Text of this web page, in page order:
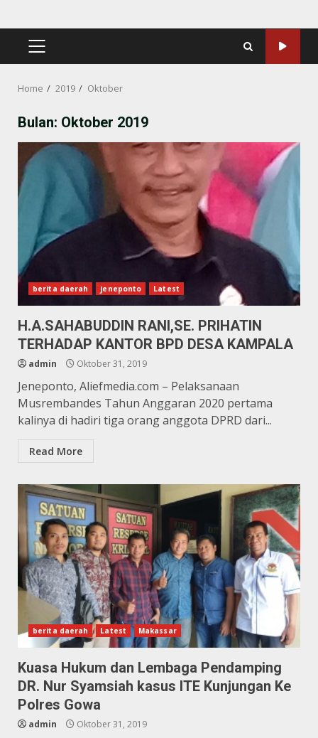
PRIMARY
Home 2019 Oktober
Bulan: Oktober 2019
berita daerah jeneponto Latest
H.A.SAHABUDDIN RANI,SE. PRIHATIN
TERHADAP KANTOR BPD DESA KAMPALA
admin Oktober 31, 2019
Jeneponto, Aliefmedia.com – Pelaksanaan
Musrembandes Tahun Anggaran 2020 pertama
kalinya di hadiri tiga orang anggota DPRD dari...
Read More
berita daerah Latest Makassar
Kuasa Hukum dan Lembaga Pendamping
DR. Nur Syamsiah kasus ITE Kunjungan Ke
Polres Gowa
admin Oktober 31, 2019